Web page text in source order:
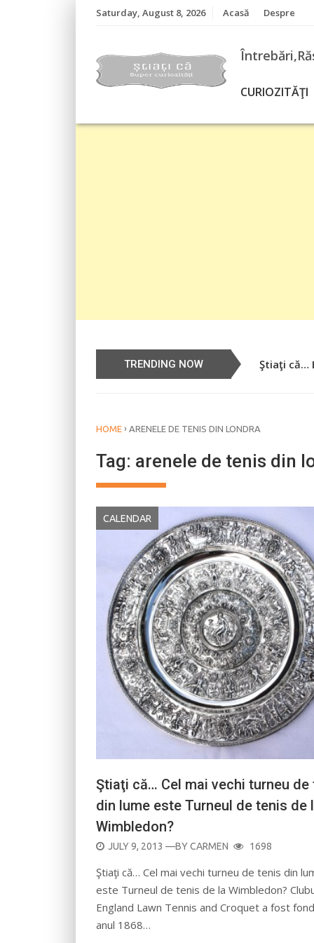
Saturday, August 8, 2026 Acasă Despre
CURIOZITĂŢI
TRENDING NOW Ştiaţi că…
HOME › ARENELE DE TENIS DIN LONDRA
Tag: arenele de tenis din
CALENDAR
Ştiaţi că… Cel mai vechi turneu de
din lume este Turneul de tenis de
Wimbledon?
POSTED
JULY 9, 2013 —BYCARMEN 1698
Ştiaţi că… Cel mai vechi turneu de tenis din
este Turneul de tenis de la Wimbledon?
England Lawn Tennis and Croquet a fost
anul 1868…